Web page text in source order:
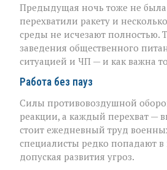
Предыдущая ночь тоже не
перехватили ракету и
среды не исчезают полностью.
заведения общественного
ситуацией и ЧП — и как важна
Работа без пауз
Силы противовоздушной
реакции, а каждый перехват —
стоит ежедневный труд
специалисты редко попадают в
допуская развития угроз.